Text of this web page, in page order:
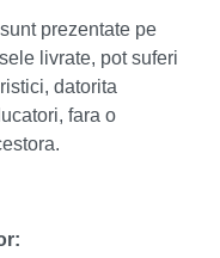
prezentate pe
livrate, pot suferi
datorita
fara o